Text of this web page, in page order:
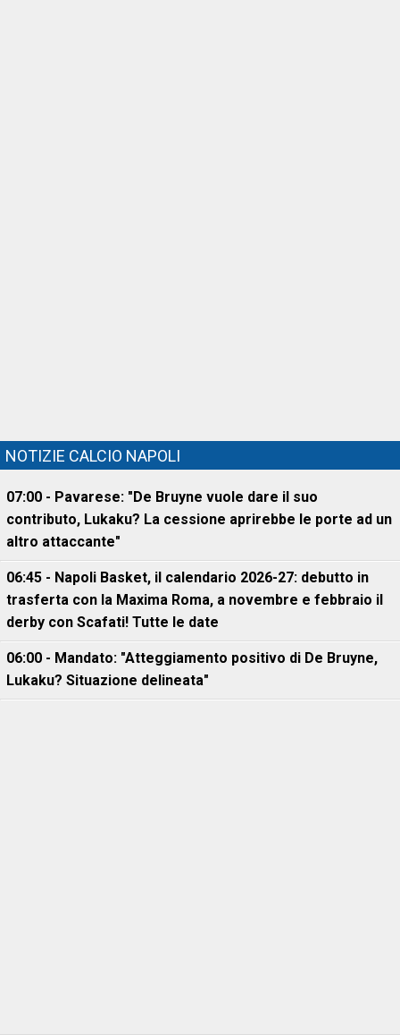
NOTIZIE CALCIO NAPOLI
07:00 - Pavarese: "De Bruyne vuole dare il suo
contributo, Lukaku? La cessione aprirebbe le porte ad un
altro attaccante"
06:45 - Napoli Basket, il calendario 2026-27: debutto in
trasferta con la Maxima Roma, a novembre e febbraio il
derby con Scafati! Tutte le date
06:00 - Mandato: "Atteggiamento positivo di De Bruyne,
Lukaku? Situazione delineata"